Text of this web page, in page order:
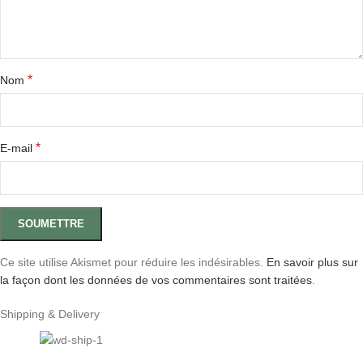
Nom *
E-mail *
Ce site utilise Akismet pour réduire les indésirables. En savoir plus sur
la façon dont les données de vos commentaires sont traitées
Shipping & Delivery